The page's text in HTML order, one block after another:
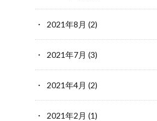
2021年8月 (2)
2021年7月 (3)
2021年4月 (2)
2021年2月 (1)